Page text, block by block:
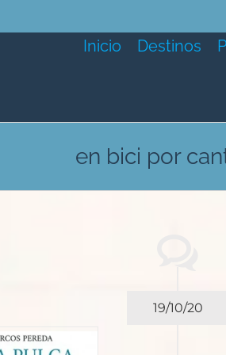
Inicio Destinos
en bici por
19/10/20